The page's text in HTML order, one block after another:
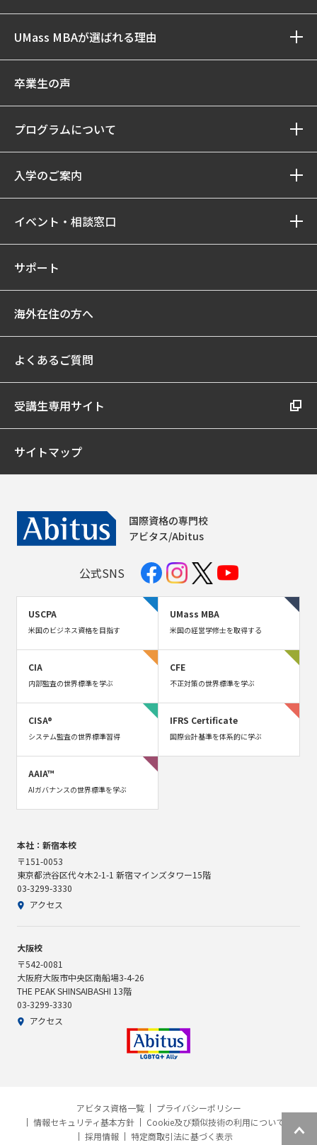
UMass MBAが選ばれる理由
卒業生の声
プログラムについて
入学のご案内
イベント・相談窓口
サポート
海外在住の方へ
よくあるご質問
受講生専用サイト
サイトマップ
国際資格の専門校
アビタス/Abitus
公式SNS
USCPA
米国のビジネス資格を目指す
UMass MBA
米国の経営学修士を取得する
CIA
内部監査の世界標準を学ぶ
CFE
不正対策の世界標準を学ぶ
CISA®
システム監査の世界標準習得
IFRS Certificate
国際会計基準を体系的に学ぶ
AAIA™
AIガバナンスの世界標準を学ぶ
本社：新宿本校
〒151-0053
東京都渋谷区代々木2-1-1 新宿マインズタワー15階
03-3299-3330
アクセス
大阪校
〒542-0081
大阪府大阪市中央区南船場3-4-26
THE PEAK SHINSAIBASHI 13階
03-3299-3330
アクセス
アビタス資格一覧
プライバシーポリシー
情報セキュリティ基本方針
Cookie及び類似技術の利用について
採用情報
特定商取引法に基づく表示